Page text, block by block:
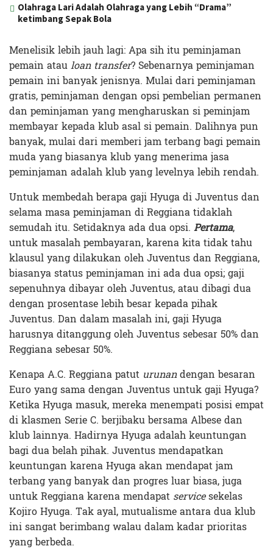
Olahraga Lari Adalah Olahraga yang Lebih “Drama”
ketimbang Sepak Bola
Menelisik lebih jauh lagi: Apa sih itu peminjaman
pemain atauloan transfer? Sebenarnya peminjaman
pemain ini banyak jenisnya. Mulai dari peminjaman
gratis, peminjaman dengan opsi pembelian permanen
dan peminjaman yang mengharuskan si peminjam
membayar kepada klub asal si pemain. Dalihnya pun
banyak, mulai dari memberi jam terbang bagi pemain
muda yang biasanya klub yang menerima jasa
peminjaman adalah klub yang levelnya lebih rendah.
Untuk membedah berapa gaji Hyuga di Juventus dan
selama masa peminjaman di Reggiana tidaklah
semudah itu. Setidaknya ada dua opsi. Pertama,
untuk masalah pembayaran, karena kita tidak tahu
klausul yang dilakukan oleh Juventus dan Reggiana,
biasanya status peminjaman ini ada dua opsi; gaji
sepenuhnya dibayar oleh Juventus, atau dibagi dua
dengan prosentase lebih besar kepada pihak
Juventus. Dan dalam masalah ini, gaji Hyuga
harusnya ditanggung oleh Juventus sebesar 50% dan
Reggiana sebesar 50%.
Kenapa A.C. Reggiana patut urunandengan besaran
Euro yang sama dengan Juventus untuk gaji Hyuga?
Ketika Hyuga masuk, mereka menempati posisi empat
di klasmen Serie C. berjibaku bersama Albese dan
klub lainnya. Hadirnya Hyuga adalah keuntungan
bagi dua belah pihak. Juventus mendapatkan
keuntungan karena Hyuga akan mendapat jam
terbang yang banyak dan progres luar biasa, juga
untuk Reggiana karena mendapat servicesekelas
Kojiro Hyuga. Tak ayal, mutualisme antara dua klub
ini sangat berimbang walau dalam kadar prioritas
yang berbeda.